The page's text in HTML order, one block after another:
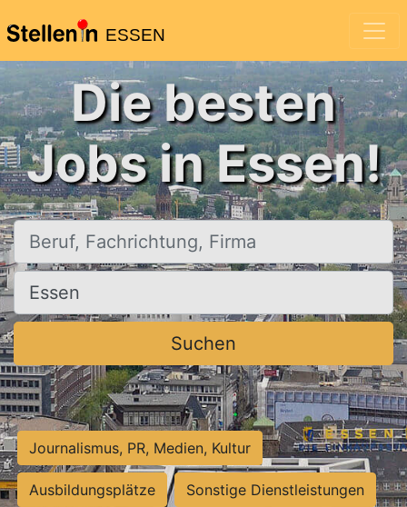
ESSEN
Die besten
Jobs in Essen!
Beruf, Fachrichtung, Firma
Ort, Stadt
Suchen
Journalismus, PR, Medien, Kultur
Ausbildungsplätze Sonstige Dienstleistungen